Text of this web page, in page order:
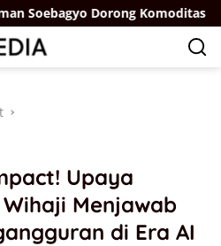
Dorong Komoditas Ikan
Upaya
Menjawab
di Era AI